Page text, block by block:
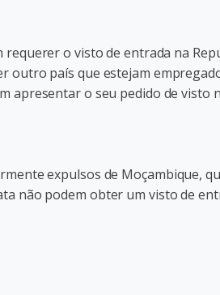
o visto de entrada na
outro país que estejam
apresentar o seu pedido de visto
expulsos de Moçambique,
não podem obter um visto de